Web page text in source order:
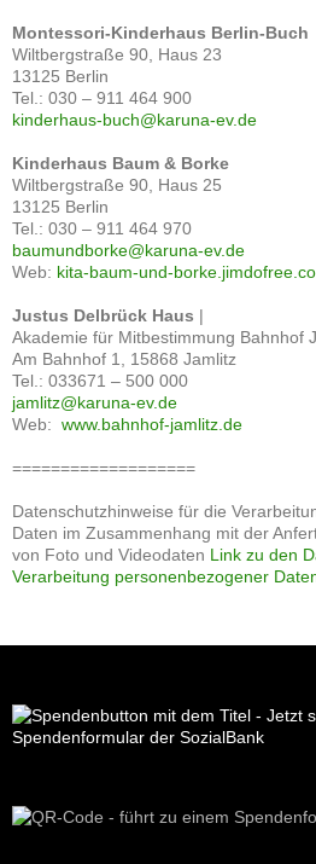
Montessori-Kinderhaus Berlin-Buch
Wiltbergstraße 90, Haus 23
13125 Berlin
Tel.: 030 – 911 464 900
kinderhaus-buch@karuna-ev.de
Kinderhaus Baum & Borke
Wiltbergstraße 90, Haus 25
13125 Berlin
Tel.: 030 – 911 464 970
baumundborke@karuna-ev.de
Web: kita-baum-und-
Justus Delbrück Haus |
Akademie für Mitbestimmung Bahnhof
Am Bahnhof 1, 15868 Jamlitz
Tel.: 033671 – 500 000
jamlitz@karuna-ev.de
Web: www.bahnhof-jamlitz.de
===================
Datenschutzhinweise für die
Daten im Zusammenhang mit der
von Foto und Videodaten Link zu den
Verarbeitung personenbezogener